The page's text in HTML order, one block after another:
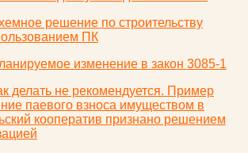
решение по строительству
ПК
изменение в закон 3085-1
делать не рекомендуется. Пример
паевого взноса имуществом в
кооператив признано решением